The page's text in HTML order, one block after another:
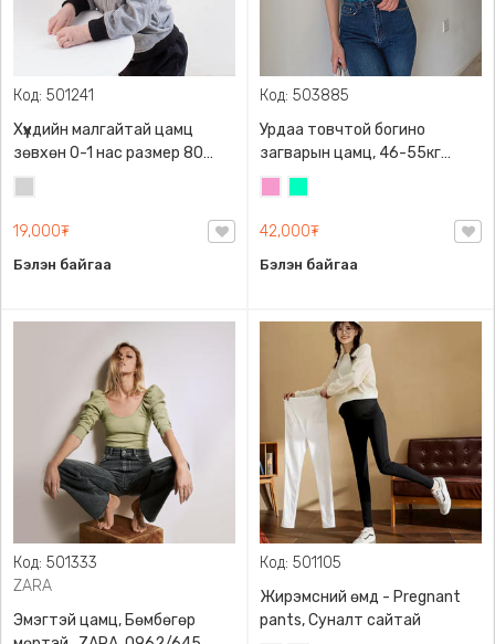
Код: 501241
Хүүхдийн малгайтай цамц
зөвхөн 0-1 нас размер 80
сонголттой
19,000₮
Бэлэн байгаа
Код: 503885
Урдаа товчтой богино
загварын цамц, 46-55кг
жинд таарна
42,000₮
Бэлэн байгаа
Код: 501333
ZARA
Эмэгтэй цамц, Бөмбөгөр
Код: 501105
Жирэмсний өмд - Pregnant
pants, Суналт сайтай